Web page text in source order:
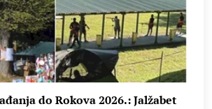
do Rokova 2026.: Jalžabet